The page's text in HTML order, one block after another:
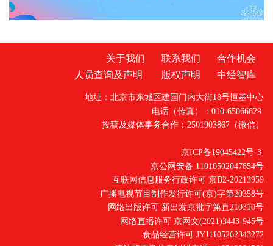
关于我们 联系我们
合作机会
人员查询及声明
版权声明 中经智库
地址：北京市东城区建国门内大街18号恒基中心
电话（传真）：010-65066629
投稿及媒体事务合作：2501903867（微信）
京ICP备19045422号-3
京公网安备 11010502047854号
互联网信息服务行政许可 京B2-20213959
广播电视节目制作发行许可(京)字第20358号
网络出版许可 新出发京批字第直210310号
网络直播许可 京网文(2021)3443-945号
食品经营许可 JY11105262343272